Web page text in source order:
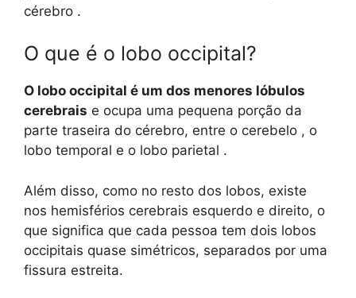
cérebro .
O que é o lobo occipital?
O lobo occipital é um dos menores lóbulos
cerebrais e ocupa uma pequena porção da
parte traseira do cérebro, entre o cerebelo , o
lobo temporal e o lobo parietal .
Além disso, como no resto dos lobos, existe
nos hemisférios cerebrais esquerdo e direito, o
que significa que cada pessoa tem dois lobos
occipitais quase simétricos, separados por uma
fissura estreita.